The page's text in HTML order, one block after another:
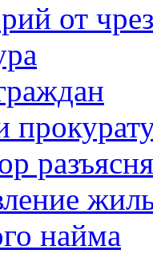
от
найма